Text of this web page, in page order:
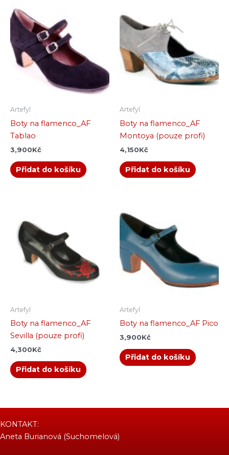
Artefyl
Boty na flamenco_AF
Tablao
3,900Kč
Přidat do košíku
Artefyl
Boty na flamenco_AF
Montoya (pouze profi)
4,150Kč
Přidat do košíku
Artefyl
Boty na flamenco_AF
Sevilla (pouze profi)
4,300Kč
Přidat do košíku
Artefyl
Boty na flamenco_AF Pico
3,900Kč
Přidat do košíku
KONTAKT:
Aneta Burianová (Suchomelová)